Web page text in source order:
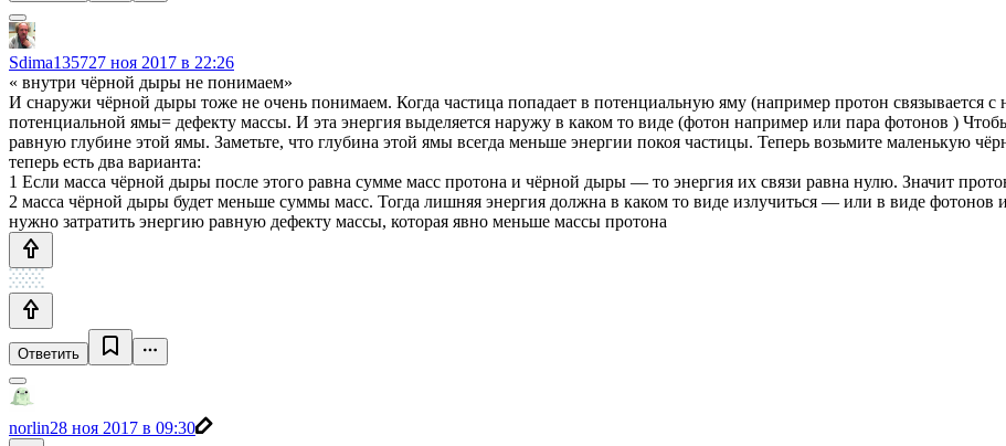
Sdima135727 ноя 2017 в 22:26
« внутри чёрной дыры не понимаем»
И снаружи чёрной дыры тоже не очень понимаем. Когда частица попадает в потенциальную яму (например протон связывается с
потенциальной ямы= дефекту массы. И эта энергия выделяется наружу в каком то виде (фотон например или пара фотонов )
равную глубине этой ямы. Заметьте, что глубина этой ямы всегда меньше энергии покоя частицы. Теперь возьмите маленькую
теперь есть два варианта:
1 Если масса чёрной дыры после этого равна сумме масс протона и чёрной дыры — то энергия их связи равна нулю. Значит
2 масса чёрной дыры будет меньше суммы масс. Тогда лишняя энергия должна в каком то виде излучиться — или в виде
нужно затратить энергию равную дефекту массы, которая явно меньше массы протона
Ответить
norlin28 ноя 2017 в 09:30